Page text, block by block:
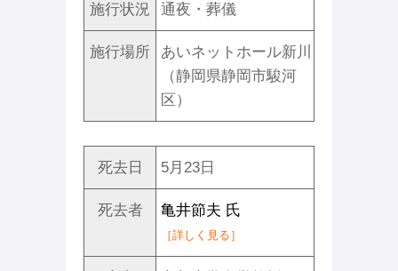
施行状況 通夜・葬儀
施行場所
あいネットホール新川
（静岡県静岡市駿河
区）
死去日 5月23日
死去者 亀井節夫 氏
［詳しく見る］